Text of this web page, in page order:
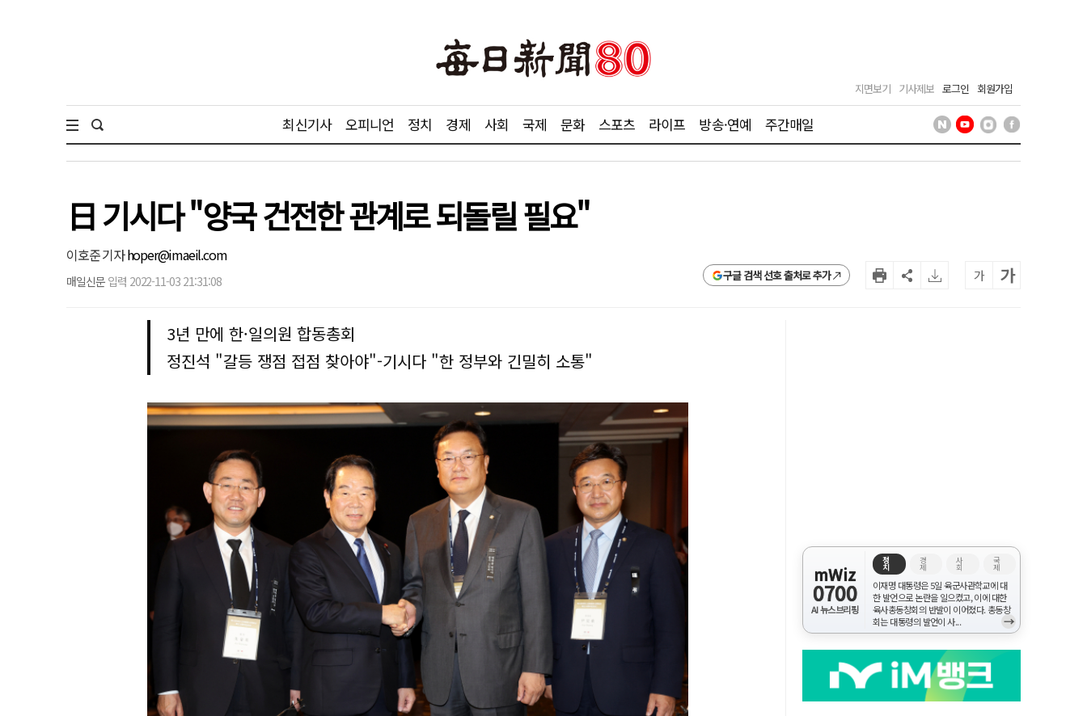
지면보기 기사제보 로그인 회원가입
최신기사 오피니언 정치 경제 사회 국제 문화 스포츠 라이프 방송·연예 주간매일
日 기시다 "양국 건전한 관계로 되돌릴 필요"
이호준 기자hoper@imaeil.com
매일신문 입력 2022-11-03 21:31:08 구글 검색 선호 출처로 추가 가 가
3년 만에 한·일의원 합동총회
정진석 "갈등 쟁점 접점 찾아야"-기시다 "한 정부와 긴밀히 소통"
mWiz
0700
AI 뉴스브리핑
정
치
경
제
사
회
국
제
이재명 대통령은 5일 육군사관학교에 대
한 발언으로 논란을 일으켰고, 이에 대한
육사총동창회의 반발이 이어졌다. 총동창
회는 대통령의 발언이 사...
→